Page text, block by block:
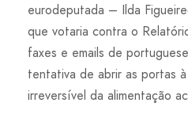
eurodeputada – Ilda
que votaria contra o
faxes e emails de
tentativa de abrir as portas
irreversível da alimentação